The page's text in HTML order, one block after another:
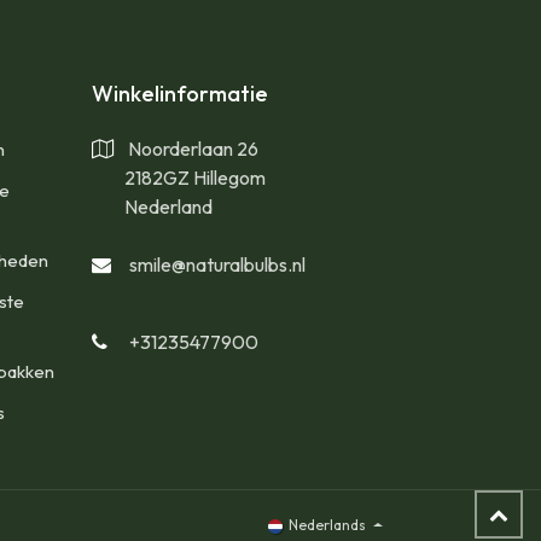
Winkelinformatie
Noorderlaan 26
2182GZ Hillegom
Nederland
smile@naturalbulbs.nl
+31235477900
Nederlands